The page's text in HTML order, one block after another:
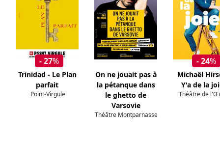
- 27%
Trinidad - Le Plan
parfait
Point-Virgule
On ne jouait pas à
la pétanque dans
le ghetto de
Varsovie
Théâtre Montparnasse
- 24%
Michaël
Y'a de la
Théâtre de